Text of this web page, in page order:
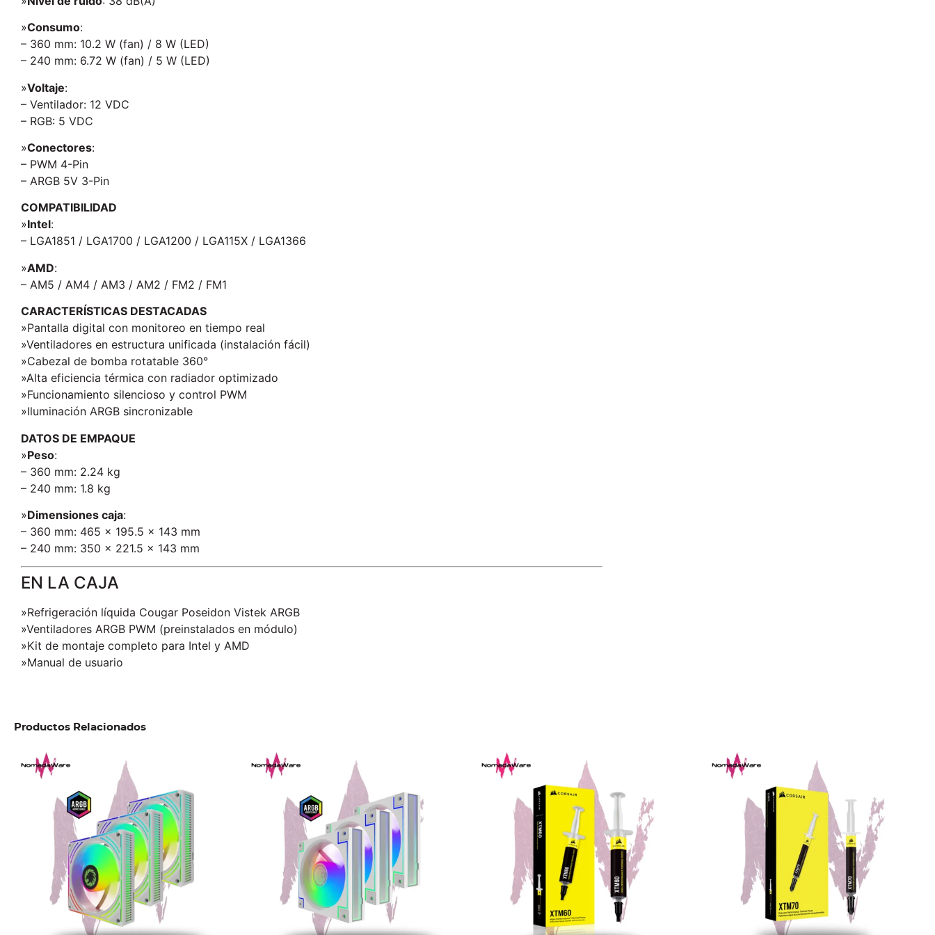
»Consumo:
– 360 mm: 10.2 W (fan) / 8 W (LED)
– 240 mm: 6.72 W (fan) / 5 W (LED)
»Voltaje:
– Ventilador: 12 VDC
– RGB: 5 VDC
»Conectores:
– PWM 4-Pin
– ARGB 5V 3-Pin
COMPATIBILIDAD
»Intel:
– LGA1851 / LGA1700 / LGA1200 / LGA115X / LGA1366
»AMD:
– AM5 / AM4 / AM3 / AM2 / FM2 / FM1
CARACTERÍSTICAS DESTACADAS
»Pantalla digital con monitoreo en tiempo real
»Ventiladores en estructura unificada (instalación fácil)
»Cabezal de bomba rotatable 360°
»Alta eficiencia térmica con radiador optimizado
»Funcionamiento silencioso y control PWM
»Iluminación ARGB sincronizable
DATOS DE EMPAQUE
»Peso:
– 360 mm: 2.24 kg
– 240 mm: 1.8 kg
»Dimensiones caja:
– 360 mm: 465 x 195.5 x 143 mm
– 240 mm: 350 x 221.5 x 143 mm
EN LA CAJA
»Refrigeración líquida Cougar Poseidon Vistek ARGB
»Ventiladores ARGB PWM (preinstalados en módulo)
»Kit de montaje completo para Intel y AMD
»Manual de usuario
Productos Relacionados